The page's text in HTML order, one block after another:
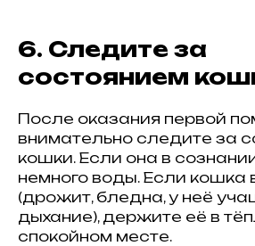
6. Следите за
состоянием
После оказания первой
внимательно следите за
кошки. Если она в
немного воды. Если кошка
(дрожит, бледна, у неё
дыхание), держите её в
спокойном месте.